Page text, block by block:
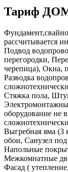
Тариф
рассчитывается
Подвод
перегородки,
черепица), Окна,
Разводка
Стяжка пола,
оборудование не
Выгребная яма (3
обои, Санузел
Напольные
Межкомнатные
Фасад (